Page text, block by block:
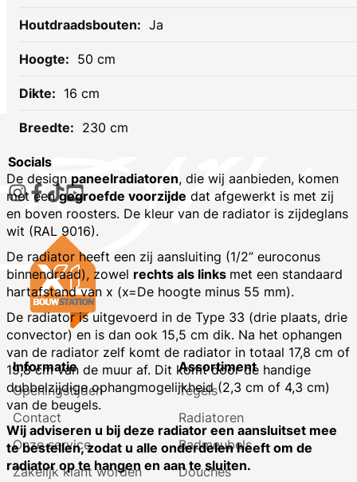
Ja
50 cm
16 cm
230 cm
De design paneelradiatoren, die wij aanbieden, komen
met eengegroefde voorzijde dat afgewerkt is met zij
en boven roosters. De kleur van de radiator is zijdeglans
wit (RAL 9016).
De radiator heeft een zij aansluiting (1/2” euroconus
binnendraad), zowel rechts als links met een standaard
hartafstand van x (x=De hoogte minus 55 mm).
De radiator is uitgevoerd in de Type 33 (drie plaats, drie
convector) en is dan ook 15,5 cm dik. Na het ophangen
van de radiator zelf komt de radiator in totaal 17,8 cm of
19,8 cm van de muur af. Dit komt door de handige
dubbelzijdige ophangmogelijkheid (2,3 cm of 4,3 cm)
van de beugels.
Wij adviseren u bij deze radiator een aansluitset mee
te bestellen, zodat u alle onderdelen heeft om de
radiator op te hangen en aan te sluiten.
Socials
Informatie
Openingstijden
Contact
Onze service
Zakelijk klant worden
Assortiment
Tegels
Radiatoren
Badmeubels
Douches